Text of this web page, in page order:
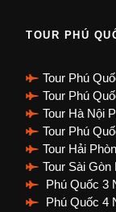
TOUR PHÚ
Tour Phú
Tour Phú
Tour Hà Nội
Tour Phú
Tour Hải
Tour Sài Gòn
Phú Quốc 3
Phú Quốc 4